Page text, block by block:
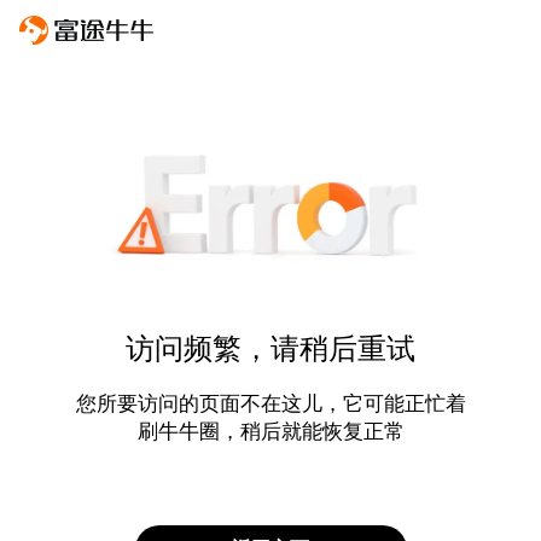
访问频繁，请稍后重试
您所要访问的页面不在这儿，它可能正忙着
刷牛牛圈，稍后就能恢复正常